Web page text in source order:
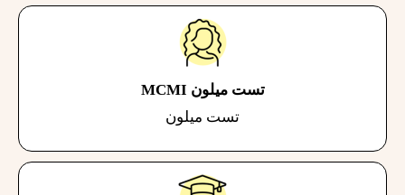
تست میلون MCMI
تست میلون